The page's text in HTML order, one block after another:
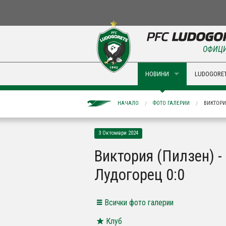
НОВИНИ
НАЧАЛО ФОТО ГАЛЕРИИ
3 Октомври 2024
Виктория (Пилзен) -
Лудогорец 0:0
Всички фото галерии
Клуб